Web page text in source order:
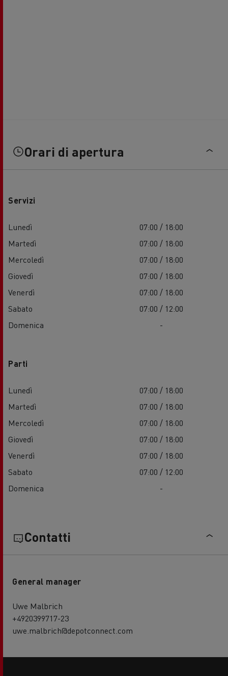
Orari di apertura
Servizi
Lunedì
07:00 / 18:00
Martedì
07:00 / 18:00
Mercoledì
07:00 / 18:00
Giovedì
07:00 / 18:00
Venerdì
07:00 / 18:00
Sabato
07:00 / 12:00
Domenica
-
Parti
Lunedì
07:00 / 18:00
Martedì
07:00 / 18:00
Mercoledì
07:00 / 18:00
Giovedì
07:00 / 18:00
Venerdì
07:00 / 18:00
Sabato
07:00 / 12:00
Domenica
-
Contatti
General manager
Uwe Malbrich
+4920399717-23
uwe.malbrich@depotconnect.com